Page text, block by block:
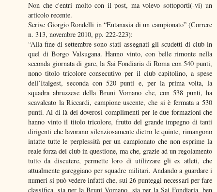
Non che c'entri molto con il post, ma volevo sottoporti(-vi) un
articolo recente.
Scrive Giorgio Rondelli in “Eutanasia di un campionato” (Correre
n. 313, novembre 2010, pp. 222-223):
“Alla fine di settembre sono stati assegnati gli scudetti di club in
quel di Borgo Valsugana. Hanno vinto, con belle rimonte nella
seconda giornata di gare, la Sai Fondiaria di Roma con 540 punti,
nono titolo tricolore consecutivo per il club capitolino, a spese
dell’Italgest, seconda con 520 punti e, per la prima volta, la
squadra abruzzese della Bruni Vomano che, con 538 punti, ha
scavalcato la Riccardi, campione uscente, che si è fermata a 530
punti. Al di là dei doverosi complimenti per le due formazioni che
hanno vinto il titolo tricolore, frutto del grande impegno di tanti
dirigenti che lavorano silenziosamente dietro le quinte, rimangono
intatte tutte le perplessità per un campionato che non esprime la
reale forza dei club in questione, ma che, grazie ad un regolamento
tutto da discutere, permette loro di utilizzare gli ex atleti, che
attualmente gareggiano per squadre militari. Andando a guardare i
numeri si può vedere infatti che, sui 26 punteggi necessari per fare
classifica, sia per la Bruni Vomano, sia per la Sai Fondiaria, ben